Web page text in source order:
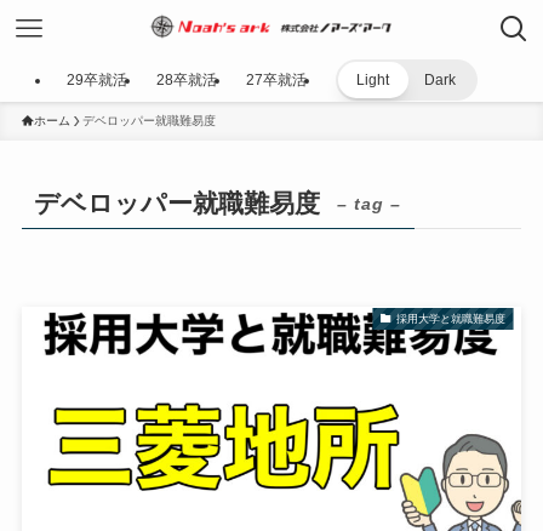
29卒就活 28卒就活 27卒就活 Light Dark
ホーム デベロッパー就職難易度
デベロッパー就職難易度 – tag –
採用大学と就職難易度